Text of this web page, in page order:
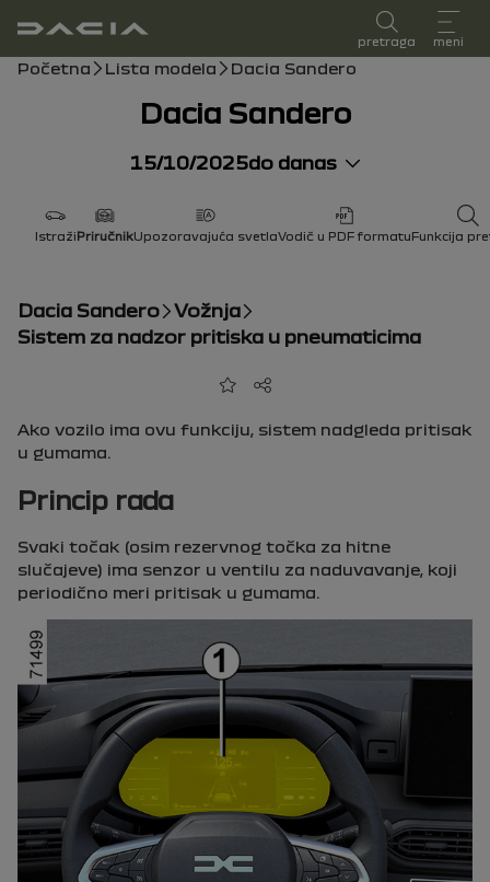
упутство за употребу
pretraga meni
Putanja
Početna Lista modela Dacia Sandero
Dacia Sandero
15/10/2025do danas
IstražiPriručnikUpozoravajuća svetlaVodič u PDF formatuFunkcija
Dacia Sandero
Vožnja
Sistem za nadzor pritiska u pneumaticima
Dodaj u favorite
Podeli
Ako vozilo ima ovu funkciju, sistem nadgleda pritisak
u gumama.
Princip rada
Svaki točak (osim rezervnog točka za hitne
slučajeve) ima senzor u ventilu za naduvavanje, koji
periodično meri pritisak u gumama.